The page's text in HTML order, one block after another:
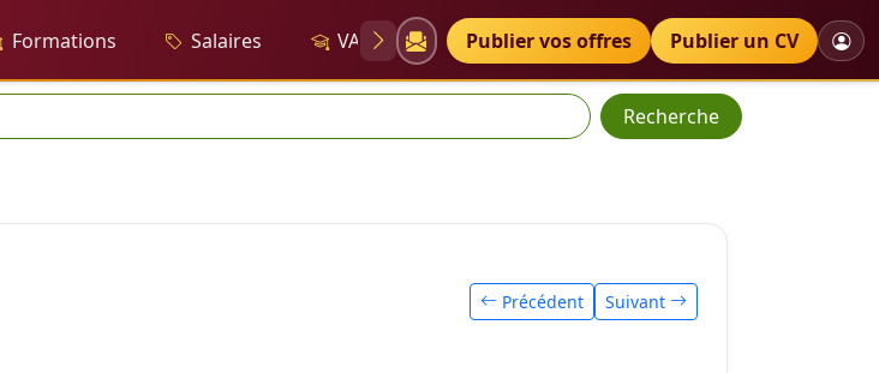
Formations Salaires VAE Diplômes Petites annonces
Publier vos offres Publier un CV
Recherche
Précédent Suivant